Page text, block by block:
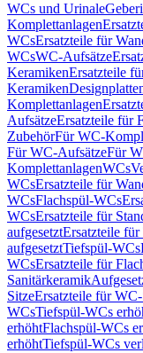
WCs und Urinale
Komplettanlagen
WCsErsatzteile für
WCsWC-Aufsätze
KeramikenErsatzteile
Keramiken
Komplettanlagen
AufsätzeErsatzteile für
ZubehörFür WC-
Für WC-AufsätzeFür
KomplettanlagenWCs
WCsErsatzteile für
WCsFlachspül-WCs
WCsErsatzteile für
aufgesetztErsatzteile
aufgesetztTiefspül-WCs
WCsErsatzteile für
Sanitärkeramik
SitzeErsatzteile für
WCsTiefspül-WCs
erhöhtFlachspül-WCs
erhöhtTiefspül-WCs